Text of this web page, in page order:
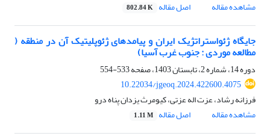
مشاهده مقاله
اصل مقاله 802.84 K
جایگاه ژئواستراتژیک ایران و پیامدهای ژئوپلیتیک آن در منطقه (
مطالعه موردی : جنوب غرب آسیا)
دوره 14، شماره 2، تابستان 1403، صفحه
533-554
10.22034/jgeoq.2024.422600.4075
فرزانه رشاد، عزت اله عزتی، کیومرث یزدان پناه درو
مشاهده مقاله
اصل مقاله 1.11 M